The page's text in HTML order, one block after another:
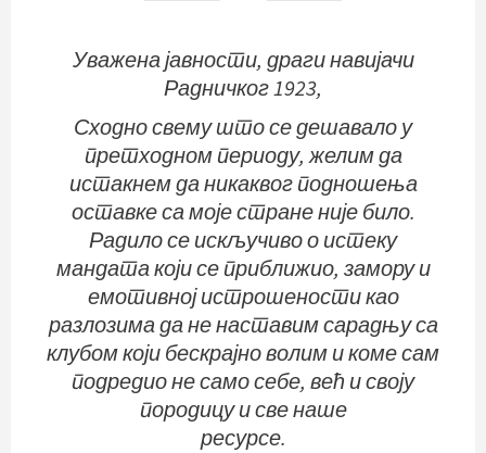
Уважена јавности, драги навијачи
Радничког 1923,
Сходно свему што се дешавало у
претходном периоду, желим да
истакнем да никаквог подношења
оставке са моје стране није било.
Радило се искључиво о истеку
мандата који се приближио, замору и
емотивној истрошености као
разлозима да не наставим сарадњу са
клубом који бескрајно волим и коме сам
подредио не само себе, већ и своју
породицу и све наше
ресурсе.